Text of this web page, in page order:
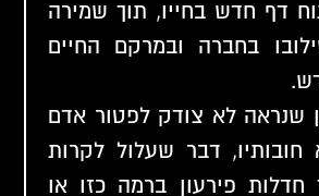
דף חדש בחייו, תוך שמירה
בחברה ובמרקם החיים
שנראה לא צודק לפטור אדם
חובותיו, דבר שעלול לקרות
חדלות פירעון ברמה כזו או